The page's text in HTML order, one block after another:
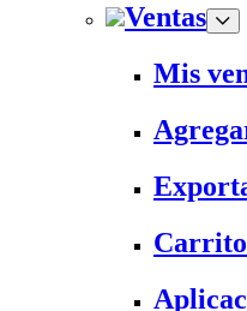
Ventas
Mis